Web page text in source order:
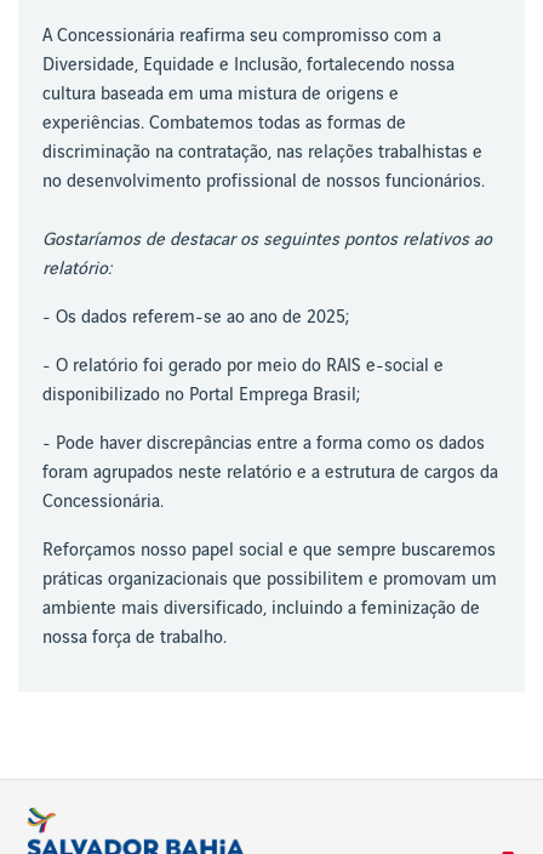
A Concessionária reafirma seu compromisso com a
Diversidade, Equidade e Inclusão, fortalecendo nossa
cultura baseada em uma mistura de origens e
experiências. Combatemos todas as formas de
discriminação na contratação, nas relações trabalhistas e
no desenvolvimento profissional de nossos funcionários.
Gostaríamos de destacar os seguintes pontos relativos ao
relatório:
- Os dados referem-se ao ano de 2025;
- O relatório foi gerado por meio do RAIS e-social e
disponibilizado no Portal Emprega Brasil;
- Pode haver discrepâncias entre a forma como os dados
foram agrupados neste relatório e a estrutura de cargos da
Concessionária.
Reforçamos nosso papel social e que sempre buscaremos
práticas organizacionais que possibilitem e promovam um
ambiente mais diversificado, incluindo a feminização de
nossa força de trabalho.